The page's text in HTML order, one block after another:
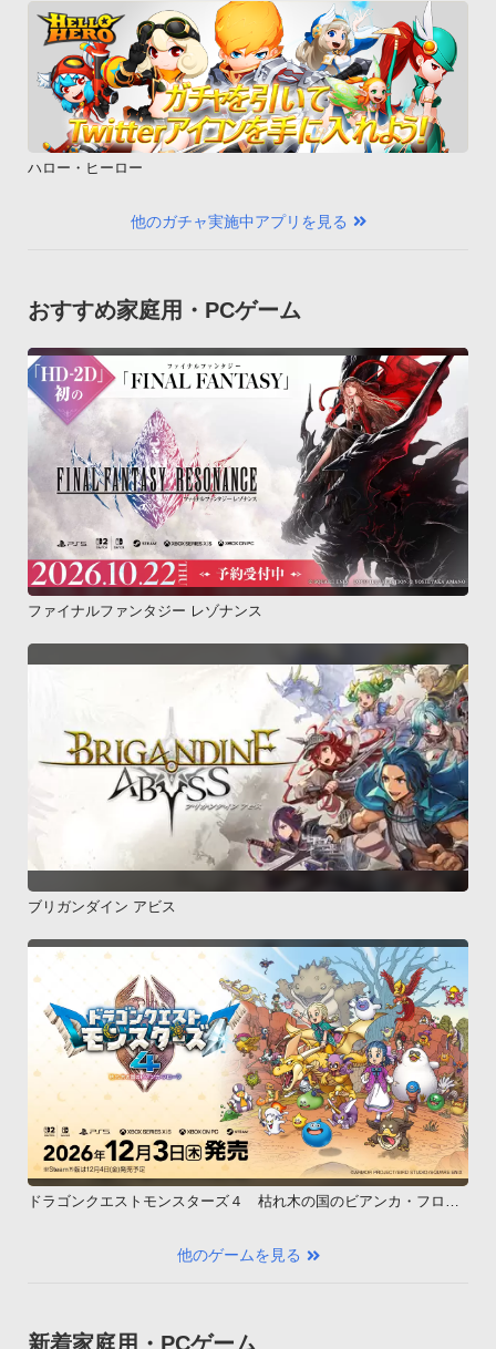
ハロー・ヒーロー
他のガチャ実施中アプリを見る
おすすめ家庭用・PCゲーム
ファイナルファンタジー レゾナンス
ブリガンダイン アビス
ドラゴンクエストモンスターズ４ 枯れ木の国のビアンカ・フロー
他のゲームを見る
新着家庭用・PCゲーム